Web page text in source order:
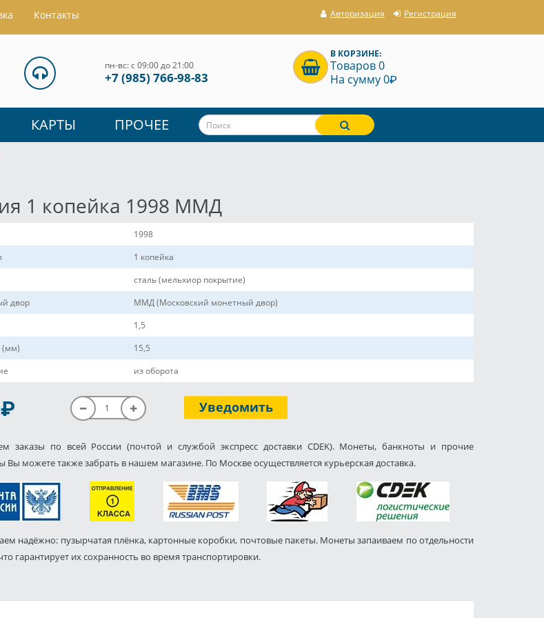
Контакты Авторизация Регистрация
пн-вс: с 09:00 до 21:00
+7 (985) 766-98-83
В КОРЗИНЕ:
Товаров 0
На сумму 0P
КАРТЫ ПРОЧЕЕ
1 копейка 1998 ММД
1998
1 копейка
сталь (мельхиор покрытие)
двор
ММД (Московский монетный двор)
1,5
(мм)
15,5
из оборота
P Уведомить
заказы по всей России (почтой и службой экспресс доставки CDEK). Монеты, банкноты и прочие
Вы можете также забрать в нашем магазине. По Москве осуществляется курьерская доставка.
надёжно: пузырчатая плёнка, картонные коробки, почтовые пакеты. Монеты запаиваем по отдельности
гарантирует их сохранность во время транспортировки.